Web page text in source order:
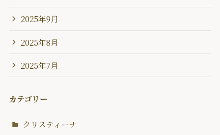
2025年9月
2025年8月
2025年7月
カテゴリー
クリスティーナ